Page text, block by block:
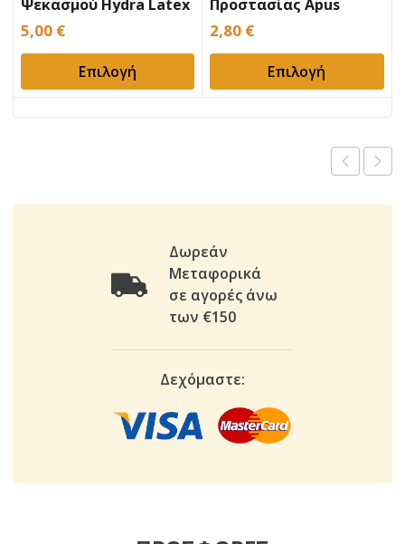
Ψεκασμού Hydra Latex
5,00 €
Επιλογή
Προστασίας Apus
Latex
2,80 €
Επιλογή
Δωρεάν
Μεταφορικά
σε αγορές άνω
των €150
Δεχόμαστε: